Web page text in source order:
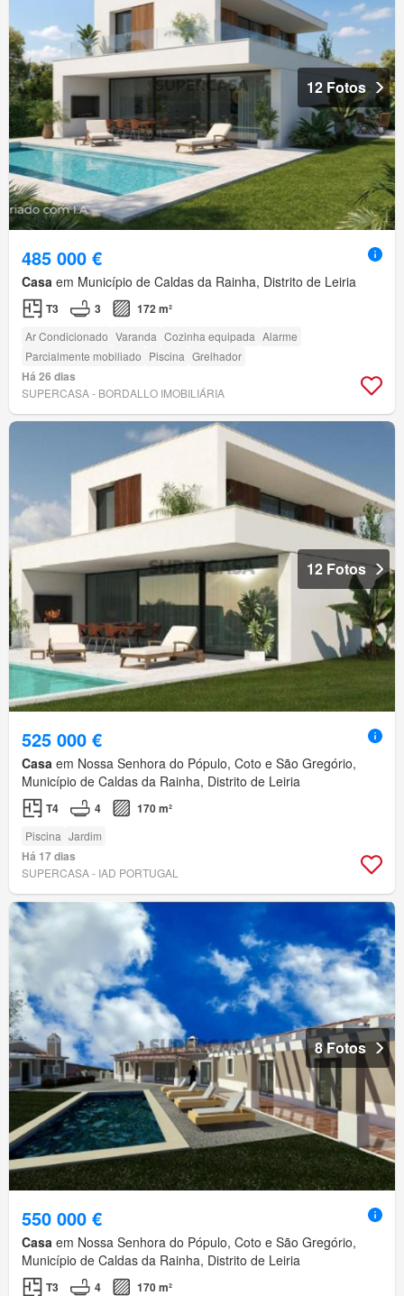
12 Fotos
485 000 €
Casa em Município de Caldas da Rainha, Distrito de Leiria
T3 3 172 m²
Ar Condicionado Varanda Cozinha equipada Alarme
Parcialmente mobiliado Piscina Grelhador
Há 26 dias
SUPERCASA - BORDALLO IMOBILIÁRIA
12 Fotos
525 000 €
Casa em Nossa Senhora do Pópulo, Coto e São Gregório,
Município de Caldas da Rainha, Distrito de Leiria
T4 4 170 m²
Piscina Jardim
Há 17 dias
SUPERCASA - IAD PORTUGAL
8 Fotos
550 000 €
Casa em Nossa Senhora do Pópulo, Coto e São Gregório,
Município de Caldas da Rainha, Distrito de Leiria
T3 4 170 m²